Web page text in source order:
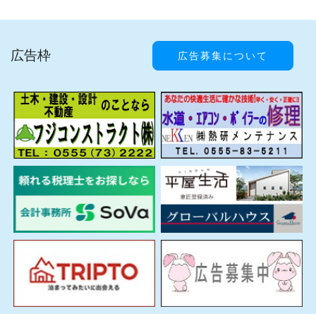
広告枠 広告募集について